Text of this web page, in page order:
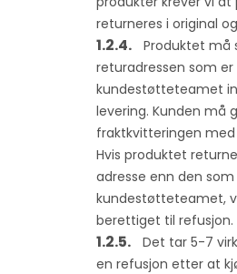
returneres i original
Produktet må
returadressen som
kundestøtteteamet
levering. Kunden må
fraktkvitteringen
Hvis produktet
adresse enn den
kundestøtteteamet,
berettiget til refusjon.
Det tar 5-7
en refusjon etter at